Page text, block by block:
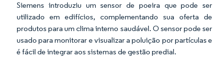
Siemens introduziu um sensor de poeira que pode ser
utilizado em edifícios, complementando sua oferta de
produtos para um clima interno saudável. O sensor pode ser
usado para monitorar e visualizar a poluição por partículas e
é fácil de integrar aos sistemas de gestão predial.